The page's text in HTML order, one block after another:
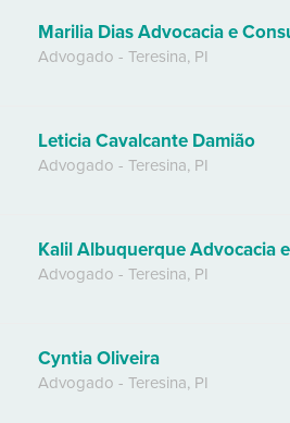
Marilia Dias Advocacia e
Advogado - Teresina, PI
Leticia Cavalcante Damião
Advogado - Teresina, PI
Kalil Albuquerque Advocacia
Advogado - Teresina, PI
Cyntia Oliveira
Advogado - Teresina, PI